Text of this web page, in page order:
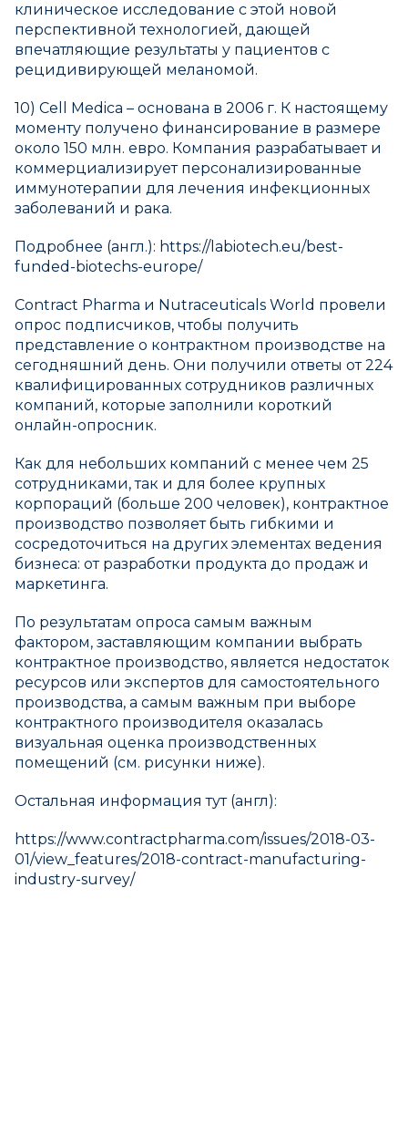
клиническое исследование с этой новой
перспективной технологией, дающей
впечатляющие результаты у пациентов с
рецидивирующей меланомой.
10) Cell Medica – основана в 2006 г. К настоящему
моменту получено финансирование в размере
около 150 млн. евро. Компания разрабатывает и
коммерциализирует персонализированные
иммунотерапии для лечения инфекционных
заболеваний и рака.
Подробнее (англ.): https://labiotech.eu/best-
funded-biotechs-europe/
Сontract Pharma и Nutraceuticals World провели
опрос подписчиков, чтобы получить
представление о контрактном производстве на
сегодняшний день. Они получили ответы от 224
квалифицированных сотрудников различных
компаний, которые заполнили короткий
онлайн-опросник.
Как для небольших компаний с менее чем 25
сотрудниками, так и для более крупных
корпораций (больше 200 человек), контрактное
производство позволяет быть гибкими и
сосредоточиться на других элементах ведения
бизнеса: от разработки продукта до продаж и
маркетинга.
По результатам опроса самым важным
фактором, заставляющим компании выбрать
контрактное производство, является недостаток
ресурсов или экспертов для самостоятельного
производства, а самым важным при выборе
контрактного производителя оказалась
визуальная оценка производственных
помещений (см. рисунки ниже).
Остальная информация тут (англ):
https://www.contractpharma.com/issues/2018-03-
01/view_features/2018-contract-manufacturing-
industry-survey/